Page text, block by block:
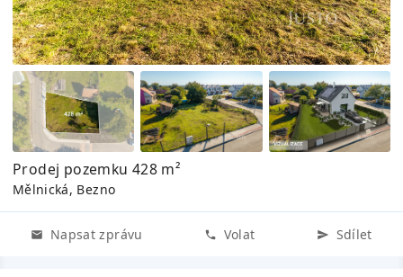
Prodej pozemku 428 m²
Mělnická, Bezno
Napsat zprávu Volat Sdílet